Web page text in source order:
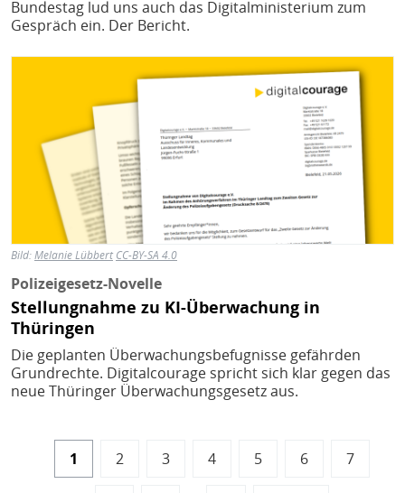
Bundestag lud uns auch das Digitalministerium zum
Gespräch ein. Der Bericht.
Bild
Bild:Melanie Lübbert CC-BY-SA 4.0
Polizeigesetz-Novelle
Stellungnahme zu KI-Überwachung in
Thüringen
Die geplanten Überwachungsbefugnisse gefährden
Grundrechte. Digitalcourage spricht sich klar gegen das
neue Thüringer Überwachungsgesetz aus.
Seitennummerierung
Aktuelle
Seite
1 Seite
2 Seite
3 Seite
4 Seite
5 Seite
6 Seite
7